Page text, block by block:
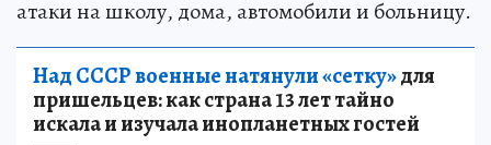
атаки на школу, дома, автомобили и больницу.
Над СССР военные натянули «сетку»для
пришельцев: как страна 13 лет тайно
искала и изучала инопланетных гостей